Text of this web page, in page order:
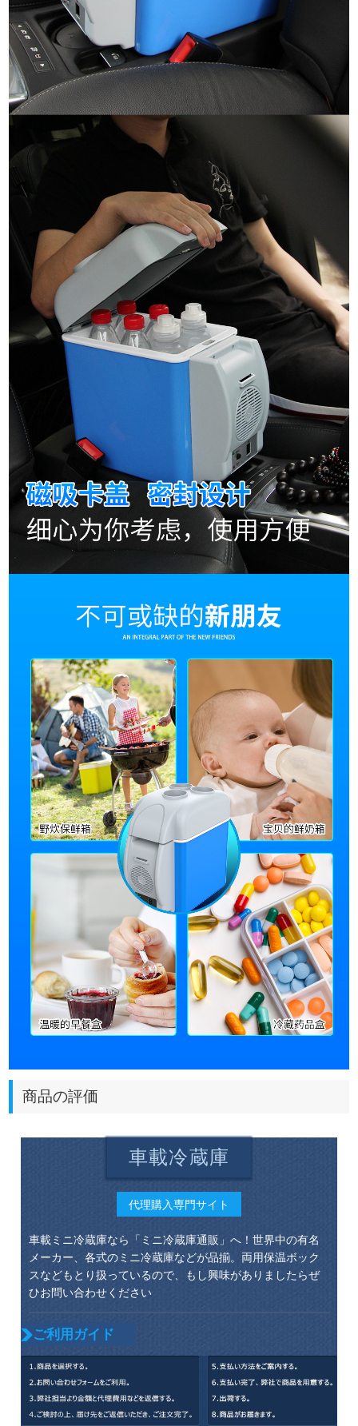
商品の評価
車載冷蔵庫
代理購入専門サイト
車載ミニ冷蔵庫なら「ミニ冷蔵庫通販」へ！世界中の有名
メーカー、各式のミニ冷蔵庫などが品揃。両用保温ボック
スなどもとり扱っているので、もし興味がありましたらぜ
ひお問い合わせください
ご利用ガイド